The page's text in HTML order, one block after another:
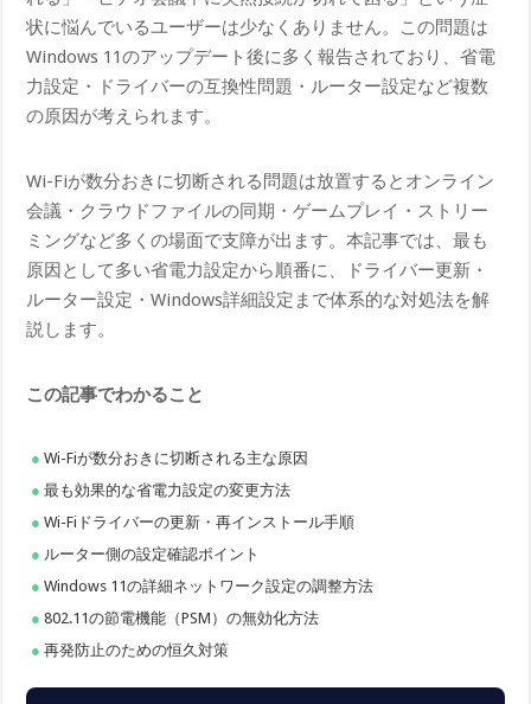
状に悩んでいるユーザーは少なくありません。この問題は
Windows 11のアップデート後に多く報告されており、省電
力設定・ドライバーの互換性問題・ルーター設定など複数
の原因が考えられます。
Wi-Fiが数分おきに切断される問題は放置するとオンライン
会議・クラウドファイルの同期・ゲームプレイ・ストリー
ミングなど多くの場面で支障が出ます。本記事では、最も
原因として多い省電力設定から順番に、ドライバー更新・
ルーター設定・Windows詳細設定まで体系的な対処法を解
説します。
この記事でわかること
Wi-Fiが数分おきに切断される主な原因
最も効果的な省電力設定の変更方法
Wi-Fiドライバーの更新・再インストール手順
ルーター側の設定確認ポイント
Windows 11の詳細ネットワーク設定の調整方法
802.11の節電機能（PSM）の無効化方法
再発防止のための恒久対策